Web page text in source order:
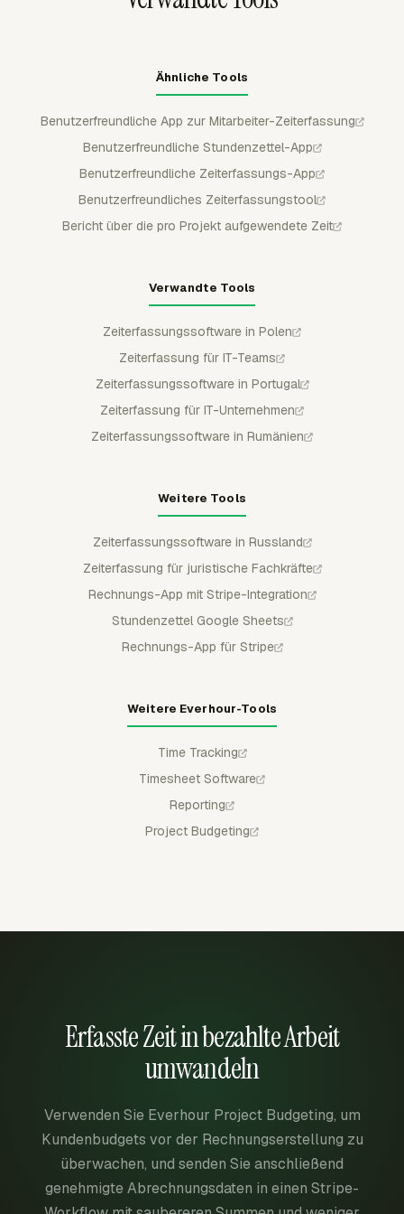
Ähnliche Tools
Benutzerfreundliche App zur Mitarbeiter-Zeiterfassung
Benutzerfreundliche Stundenzettel-App
Benutzerfreundliche Zeiterfassungs-App
Benutzerfreundliches Zeiterfassungstool
Bericht über die pro Projekt aufgewendete Zeit
Verwandte Tools
Zeiterfassungssoftware in Polen
Zeiterfassung für IT-Teams
Zeiterfassungssoftware in Portugal
Zeiterfassung für IT-Unternehmen
Zeiterfassungssoftware in Rumänien
Weitere Tools
Zeiterfassungssoftware in Russland
Zeiterfassung für juristische Fachkräfte
Rechnungs-App mit Stripe-Integration
Stundenzettel Google Sheets
Rechnungs-App für Stripe
Weitere Everhour-Tools
Time Tracking
Timesheet Software
Reporting
Project Budgeting
Erfasste Zeit in bezahlte Arbeit
umwandeln
Verwenden Sie Everhour Project Budgeting, um
Kundenbudgets vor der Rechnungserstellung zu
überwachen, und senden Sie anschließend
genehmigte Abrechnungsdaten in einen Stripe-